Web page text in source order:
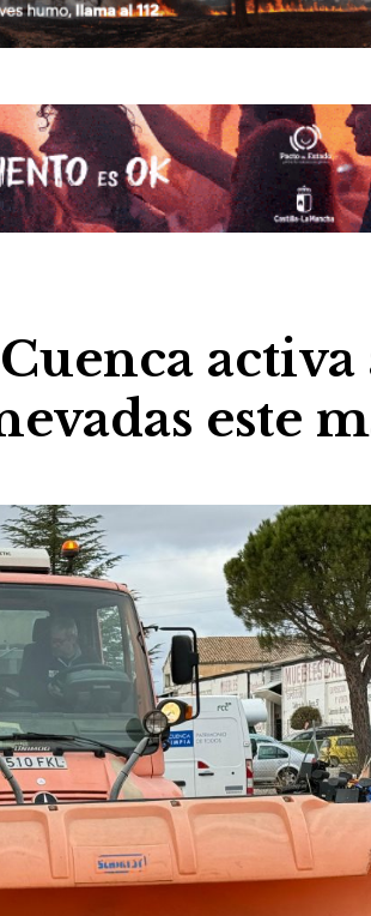
activa
este